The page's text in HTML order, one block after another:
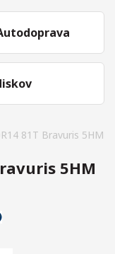
81T Bravuris 5HM
5HM